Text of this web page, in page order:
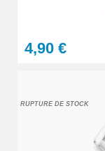
4,90 €
RUPTURE DE STOCK